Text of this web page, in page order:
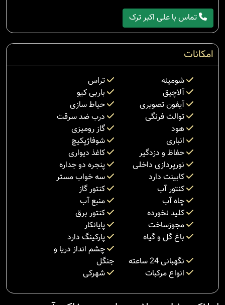
تماس با علی اکبر ترک
امکانات
شومینه
تراس
آلاچیق
باربی کیو
آیفون تصویری
حیاط سازی
توالت فرنگی
درب ضد سرقت
هود
گاز رومیزی
انباری
شوفاژپکیچ
حفاظ و دزدگیر
کاغذ دیواری
نورپردازی داخلی
پنجره دو جداره
کابینت دارد
سه خواب مستر
کنتور آب
کنتور گاز
چاه آب
منبع آب
کلید نخورده
کنتور برق
مجوزساخت
پایانکار
باغ گل و گیاه
پارکینگ دارد
نگهبانی 24 ساعته
چشم انداز دریا و
جنگل
انواع مرکبات
شهرکی